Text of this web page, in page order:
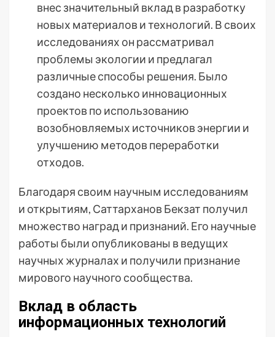
внес значительный вклад в разработку
новых материалов и технологий. В своих
исследованиях он рассматривал
проблемы экологии и предлагал
различные способы решения. Было
создано несколько инновационных
проектов по использованию
возобновляемых источников энергии и
улучшению методов переработки
отходов.
Благодаря своим научным исследованиям
и открытиям, Саттарханов Бекзат получил
множество наград и признаний. Его научные
работы были опубликованы в ведущих
научных журналах и получили признание
мирового научного сообщества.
Вклад в область
информационных технологий